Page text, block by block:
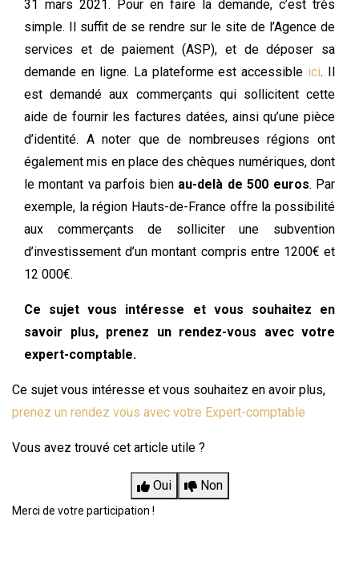
31 mars 2021. Pour en faire la demande, c’est très
simple. Il suffit de se rendre sur le site de l’Agence de
services et de paiement (ASP), et de déposer sa
demande en ligne. La plateforme est accessible ici. Il
est demandé aux commerçants qui sollicitent cette
aide de fournir les factures datées, ainsi qu’une pièce
d’identité. A noter que de nombreuses régions ont
également mis en place des chèques numériques, dont
le montant va parfois bien au-delà de 500 euros. Par
exemple, la région Hauts-de-France offre la possibilité
aux commerçants de solliciter une subvention
d’investissement d’un montant compris entre 1200€ et
12 000€.
Ce sujet vous intéresse et vous souhaitez en
savoir plus, prenez un rendez-vous avec votre
expert-comptable.
Ce sujet vous intéresse et vous souhaitez en avoir plus,
prenez un rendez vous avec votre Expert-comptable
Vous avez trouvé cet article utile ?
Oui Non
Merci de votre participation !